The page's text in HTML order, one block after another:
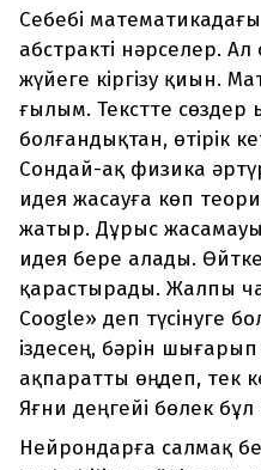
Себебі
абстракті нәрселер.
жүйеге кіргізу қиын.
ғылым. Текстте сөздер
болғандықтан, өтірік
Сондай-ақ физика
идея жасауға көп
жатыр. Дұрыс жасамауы
идея бере алады.
қарастырады. Жалпы
Coogle» деп түсінуге
іздесең, бәрін
ақпаратты өңдеп, тек
Яғни деңгейі бөлек бұл
Нейрондарға салмақ